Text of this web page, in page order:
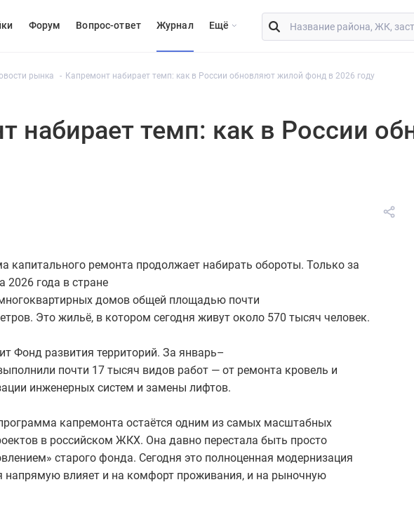
Форум Вопрос-ответ Журнал Eщё
рынка Капремонт набирает темп: как в России обновляют жилой фонд в 2026 году
набирает темп: как в России
капитального ремонта продолжает набирать обороты. Только за
2026 года в стране
домов общей площадью почти
Это жильё, в котором сегодня живут около 570 тысяч человек.
Фонд развития территорий. За январь–
почти 17 тысяч видов работ — от ремонта кровель и
инженерных систем и замены лифтов.
капремонта остаётся одним из самых масштабных
в российском ЖКХ. Она давно перестала быть просто
старого фонда. Сегодня это полноценная модернизация
напрямую влияет и на комфорт проживания, и на рыночную